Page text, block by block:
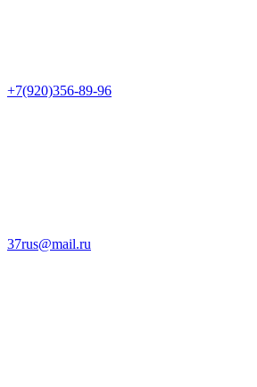
+7(920)356-89-96
37rus@mail.ru